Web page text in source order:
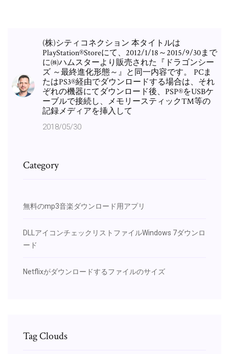
(株)シティコネクション 本タイトルは
PlayStation®Storeにて、2012/1/18～2015/9/30まで
に㈱ハムスターより販売された『ドラゴンシー
ズ ～最終進化形態～』と同一内容です。 PCま
たはPS3®経由でダウンロードする場合は、それ
ぞれの機器にてダウンロード後、PSP®をUSBケ
ーブルで接続し、メモリースティック™等の
記録メディアを挿入して
2018/05/30
Category
無料のmp3音楽ダウンロード用アプリ
DLLアイコンチェックリストファイルWindows 7ダウンロ
ード
Netflixがダウンロードするファイルのサイズ
Tag Clouds